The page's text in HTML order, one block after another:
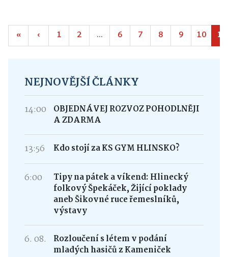
« ‹ 1 2 ... 6 7 8 9 10 11
NEJNOVĚJŠÍ ČLÁNKY
14:00
OBJEDNÁVEJ ROZVOZ POHODLNĚJI
A ZDARMA
13:56 Kdo stojí za KS GYM HLINSKO?
6:00
Tipy na pátek a víkend: Hlinecký
folkový Špekáček, Žijící poklady
aneb Šikovné ruce řemeslníků,
výstavy
6. 08.
Rozloučení s létem v podání
mladých hasičů z Kameniček